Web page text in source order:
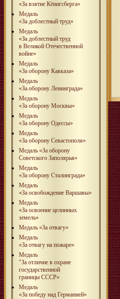
«За взятие Кёнигсберга»
Медаль
«За доблестный труд»
Медаль
«За доблестный труд
в Великой Отечественной
войне»
Медаль
«За оборону Кавказа»
Медаль
«За оборону Ленинграда»
Медаль
«За оборону Москвы»
Медаль
«За оборону Одессы»
Медаль
«За оборону Севастополя»
Медаль «За оборону
Советского Заполярья»
Медаль
«За оборону Сталинграда»
Медаль
«За освобождение Варшавы»
Медаль
«За освоение целинных
земель»
Медаль «За отвагу»
Медаль
«За отвагу на пожаре»
Медаль
"За отличие в охране
государственной
границы СССР»
Медаль
«За победу над Германией»